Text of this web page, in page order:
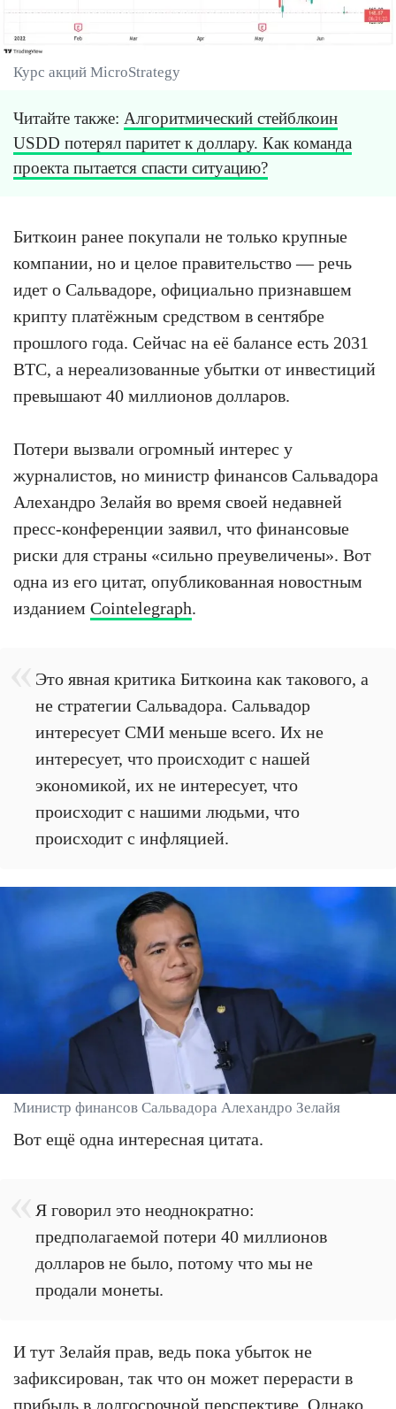
Курс акций MicroStrategy
Читайте также: Алгоритмический стейблкоин
USDD потерял паритет к доллару. Как команда
проекта пытается спасти ситуацию?
Биткоин ранее покупали не только крупные
компании, но и целое правительство — речь
идет о Сальвадоре, официально признавшем
крипту платёжным средством в сентябре
прошлого года. Сейчас на её балансе есть 2031
BTC, а нереализованные убытки от инвестиций
превышают 40 миллионов долларов.
Потери вызвали огромный интерес у
журналистов, но министр финансов Сальвадора
Алехандро Зелайя во время своей недавней
пресс-конференции заявил, что финансовые
риски для страны «сильно преувеличены». Вот
одна из его цитат, опубликованная новостным
изданием Cointelegraph.
Это явная критика Биткоина как такового, а
не стратегии Сальвадора. Сальвадор
интересует СМИ меньше всего. Их не
интересует, что происходит с нашей
экономикой, их не интересует, что
происходит с нашими людьми, что
происходит с инфляцией.
Министр финансов Сальвадора Алехандро Зелайя
Вот ещё одна интересная цитата.
Я говорил это неоднократно:
предполагаемой потери 40 миллионов
долларов не было, потому что мы не
продали монеты.
И тут Зелайя прав, ведь пока убыток не
зафиксирован, так что он может перерасти в
прибыль в долгосрочной перспективе. Однако